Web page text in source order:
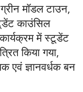
मॉडल टाउन,
काउंसिल
में स्टूडेंट
किया गया,
एवं ज्ञानवर्धक बन